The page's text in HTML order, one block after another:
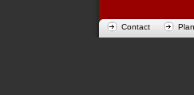
Contact